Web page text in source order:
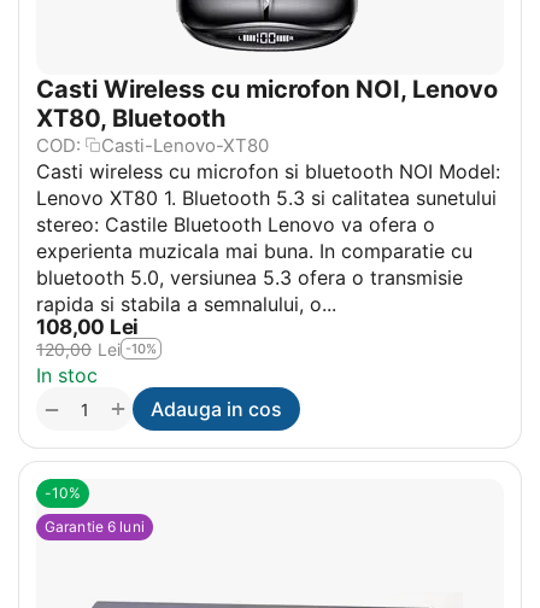
Casti Wireless cu microfon NOI, Lenovo
XT80, Bluetooth
COD: Casti-Lenovo-XT80
Casti wireless cu microfon si bluetooth NOI Model:
Lenovo XT80 1. Bluetooth 5.3 si calitatea sunetului
stereo: Castile Bluetooth Lenovo va ofera o
experienta muzicala mai buna. In comparatie cu
bluetooth 5.0, versiunea 5.3 ofera o transmisie
rapida si stabila a semnalului, o...
108,00 Lei
120,00 Lei -10%
In stoc
+
− Adauga in cos
-10%
Garantie 6 luni